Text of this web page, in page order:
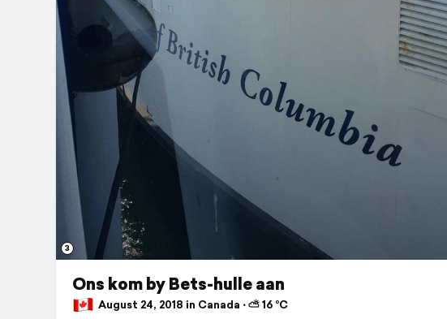
3
Ons kom by Bets-hulle aan
August 24, 2018 in Canada ⋅ ⛅ 16 °C